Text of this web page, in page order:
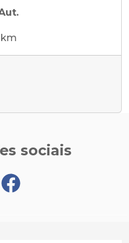
km
sociais